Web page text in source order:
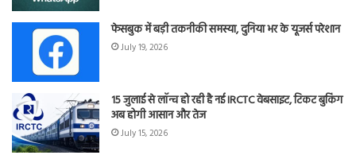
फेसबुक में बड़ी तकनीकी समस्या, दुनिया भर के यूजर्स परेशान
July 19, 2026
15 जुलाई से लॉन्च हो रही है नई IRCTC वेबसाइट, टिकट बुकिंग
अब होगी आसान और तेज
July 15, 2026